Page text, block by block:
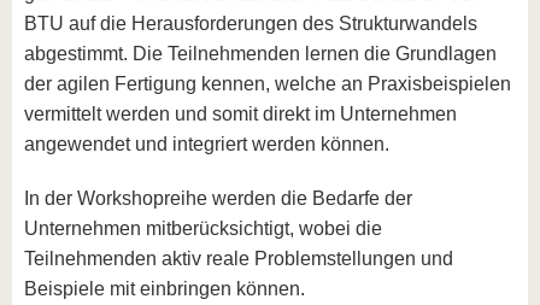
BTU auf die Herausforderungen des Strukturwandels
abgestimmt. Die Teilnehmenden lernen die Grundlagen
der agilen Fertigung kennen, welche an Praxisbeispielen
vermittelt werden und somit direkt im Unternehmen
angewendet und integriert werden können.
In der Workshopreihe werden die Bedarfe der
Unternehmen mitberücksichtigt, wobei die
Teilnehmenden aktiv reale Problemstellungen und
Beispiele mit einbringen können.